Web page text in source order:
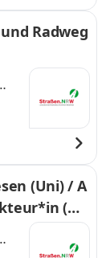
Radweg
(Uni) / A
(m/